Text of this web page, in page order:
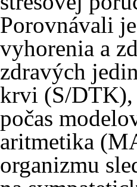
Porovnávali
vyhorenia a
zdravých
krvi (S/DTK),
počas
aritmetika
organizmu